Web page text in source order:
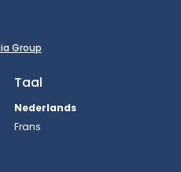
Group
Taal
Nederlands
Frans